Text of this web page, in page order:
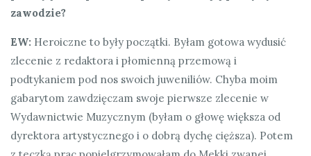
zawodzie?
EW: Heroiczne to były początki. Byłam gotowa wydusić
zlecenie z redaktora i płomienną przemową i
podtykaniem pod nos swoich juweniliów. Chyba moim
gabarytom zawdzięczam swoje pierwsze zlecenie w
Wydawnictwie Muzycznym (byłam o głowę większa od
dyrektora artystycznego i o dobrą dychę cięższa). Potem